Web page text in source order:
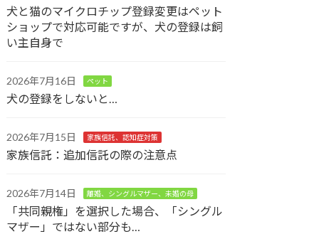
犬と猫のマイクロチップ登録変更はペット
ショップで対応可能ですが、犬の登録は飼
い主自身で
2026年7月16日 ペット
犬の登録をしないと…
2026年7月15日 家族信託、認知症対策
家族信託：追加信託の際の注意点
2026年7月14日 離婚、シングルマザー、未婚の母
「共同親権」を選択した場合、「シングル
マザー」ではない部分も…